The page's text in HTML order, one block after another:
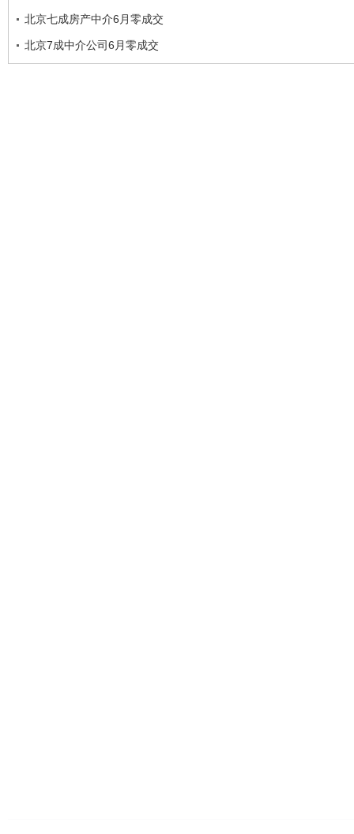
北京七成房产中介6月零成交
北京7成中介公司6月零成交